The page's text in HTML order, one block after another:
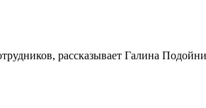
рассказывает Галина